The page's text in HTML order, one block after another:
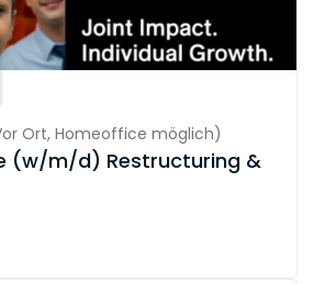
Ort, Homeoffice möglich)
(w/m/d) Restructuring &